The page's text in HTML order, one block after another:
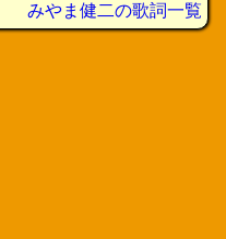
みやま健二の歌詞一覧